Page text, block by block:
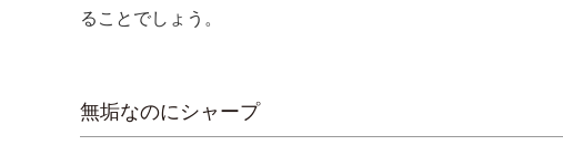
ることでしょう。
無垢なのにシャープ